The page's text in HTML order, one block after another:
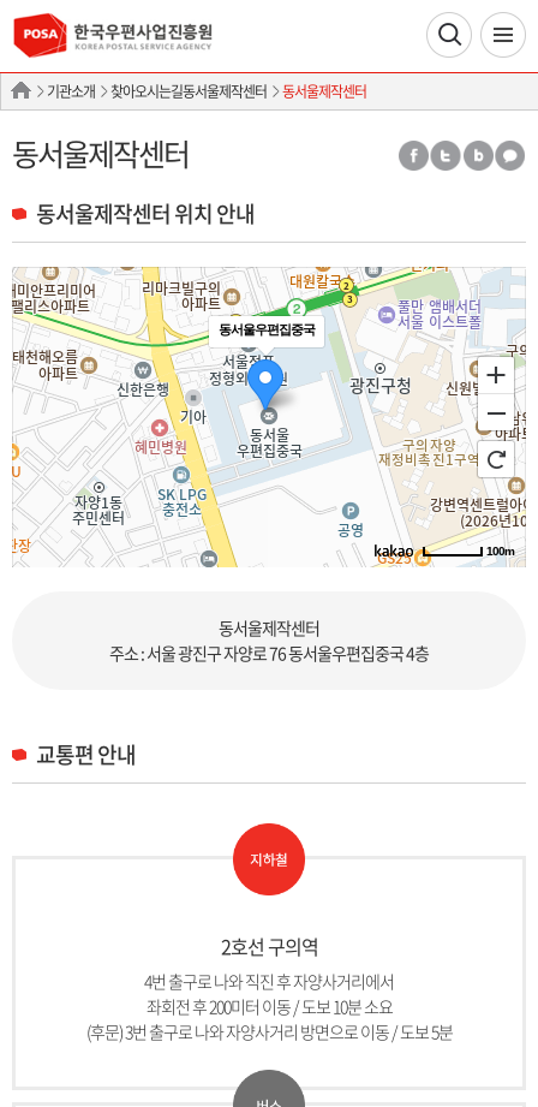
기관소개 찾아오시는길동서울제작센터 동서울제작센터
동서울제작센터
동서울제작센터 위치 안내
동서울우편집중국
100m
동서울제작센터
주소 : 서울 광진구 자양로 76 동서울우편집중국 4층
교통편 안내
2호선 구의역
4번 출구로 나와 직진 후 자양사거리에서
좌회전 후 200미터 이동 / 도보 10분 소요
(후문) 3번 출구로 나와 자양사거리 방면으로 이동 / 도보 5분